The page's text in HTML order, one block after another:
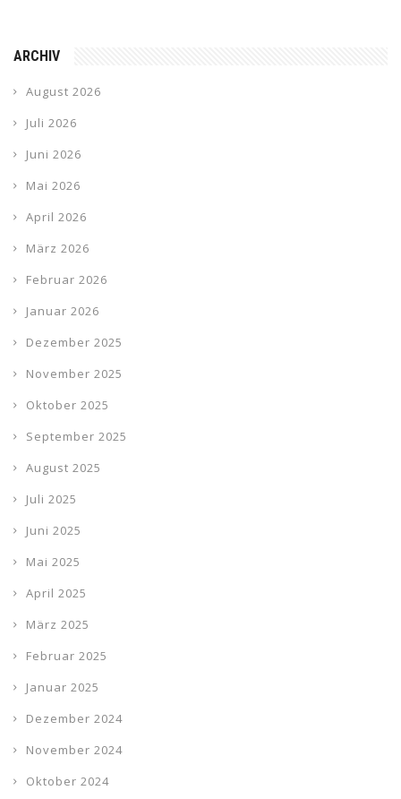
ARCHIV
August 2026
Juli 2026
Juni 2026
Mai 2026
April 2026
März 2026
Februar 2026
Januar 2026
Dezember 2025
November 2025
Oktober 2025
September 2025
August 2025
Juli 2025
Juni 2025
Mai 2025
April 2025
März 2025
Februar 2025
Januar 2025
Dezember 2024
November 2024
Oktober 2024